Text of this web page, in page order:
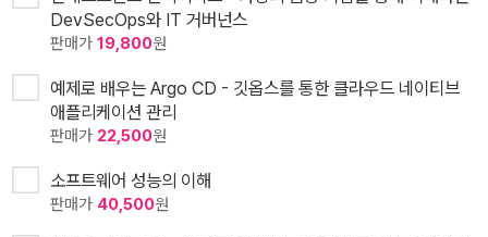
DevSecOps와 IT 거버넌스
판매가 19,800원
예제로 배우는 Argo CD - 깃옵스를 통한 클라우드 네이티브
애플리케이션 관리
판매가 22,500원
소프트웨어 성능의 이해
판매가 40,500원